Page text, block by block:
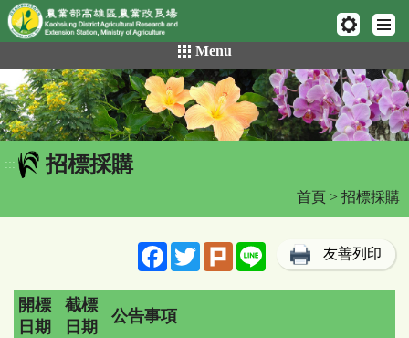
網頁置頂
到
主
要
內
容
區
Menu
::: 招標採購
首頁 > 招標採購
FacebookTwitterPlurk Line 友善列印
開標
日期
截標
日期
公告事項